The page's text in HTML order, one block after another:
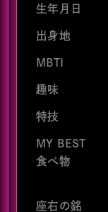
生年月日
出身地
MBTI
趣味
特技
MY BEST
食べ物
座右の銘